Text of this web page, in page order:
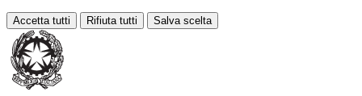
Accetta tutti Rifiuta tutti Salva scelta
Loading...